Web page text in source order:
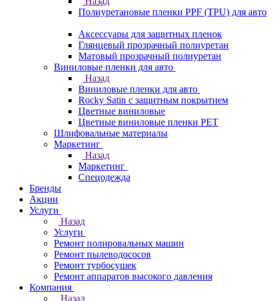
Полиуретановые пленки PPF (TPU) для авто
Аксессуары для защитных пленок
Глянцевый прозрачный полиуретан
Матовый прозрачный полиуретан
Виниловые пленки для авто
Назад
Виниловые пленки для авто
Rocky Satin с защитным покрытием
Цветные виниловые
Цветные виниловые пленки PET
Шлифовальные материалы
Маркетинг
Назад
Маркетинг
Спецодежда
Бренды
Акции
Услуги
Назад
Услуги
Ремонт полировальных машин
Ремонт пылеводососов
Ремонт турбосушек
Ремонт аппаратов высокого давления
Компания
Назад